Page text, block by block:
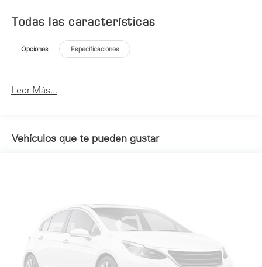
Todas las características
Opciones Especificaciones
Leer Más...
Vehículos que te pueden gustar